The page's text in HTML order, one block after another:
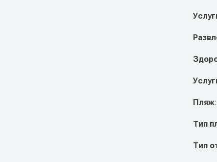
Пляж
Тип
Тип